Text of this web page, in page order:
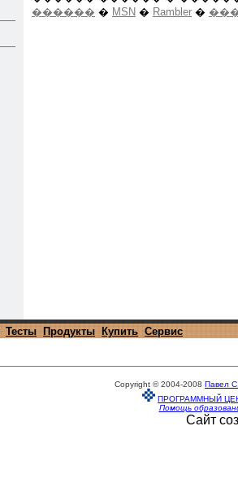
������ � MSN � Rambler �
Тесты Продукты Купить Сервис
Copyright © 2004-2008 Павел
ПРОГРАММНЫЙ
Помощь
Сайт